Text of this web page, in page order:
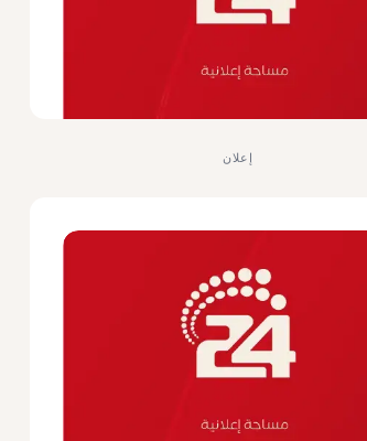
إعلان